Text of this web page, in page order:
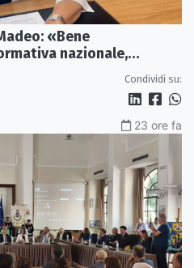
«Bene
nazionale,
Condividi su:
23 ore fa